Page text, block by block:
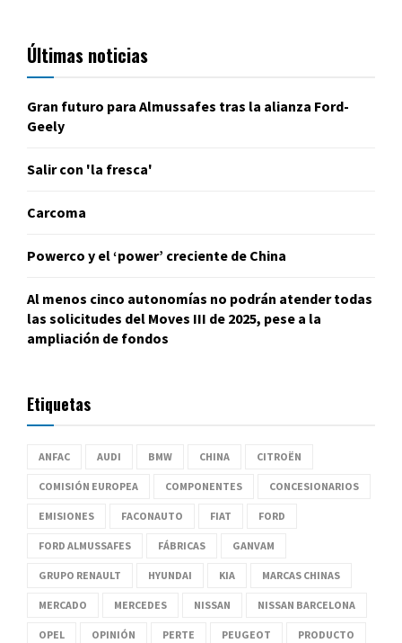
Últimas noticias
Gran futuro para Almussafes tras la alianza Ford-
Geely
Salir con 'la fresca'
Carcoma
Powerco y el ‘power’ creciente de China
Al menos cinco autonomías no podrán atender todas
las solicitudes del Moves III de 2025, pese a la
ampliación de fondos
Etiquetas
ANFAC AUDI BMW CHINA CITROËN
COMISIÓN EUROPEA COMPONENTES CONCESIONARIOS
EMISIONES FACONAUTO FIAT FORD
FORD ALMUSSAFES FÁBRICAS GANVAM
GRUPO RENAULT HYUNDAI KIA MARCAS CHINAS
MERCADO MERCEDES NISSAN NISSAN BARCELONA
OPEL OPINIÓN PERTE PEUGEOT PRODUCTO